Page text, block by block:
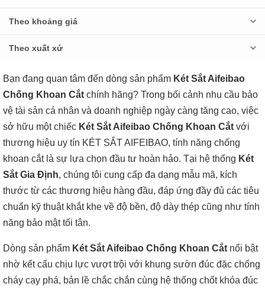
Theo khoảng giá
Theo xuất xứ
Bạn đang quan tâm đến dòng sản phẩm Két Sắt Aifeibao
Chống Khoan Cắt chính hãng? Trong bối cảnh nhu cầu bảo
vệ tài sản cá nhân và doanh nghiệp ngày càng tăng cao, việc
sở hữu một chiếc Két Sắt Aifeibao Chống Khoan Cắt với
thương hiệu uy tín KÉT SẮT AIFEIBAO, tính năng chống
khoan cắt là sự lựa chọn đầu tư hoàn hảo. Tại hệ thống Két
Sắt Gia Định, chúng tôi cung cấp đa dạng mẫu mã, kích
thước từ các thương hiệu hàng đầu, đáp ứng đầy đủ các tiêu
chuẩn kỹ thuật khắt khe về độ bền, độ dày thép cũng như tính
năng bảo mật tối tân.
Dòng sản phẩm Két Sắt Aifeibao Chống Khoan Cắt nổi bật
nhờ kết cấu chịu lực vượt trội với khung sườn đúc đặc chống
cháy cạy phá, bản lề chắc chắn cùng hệ thống chốt khóa đúc